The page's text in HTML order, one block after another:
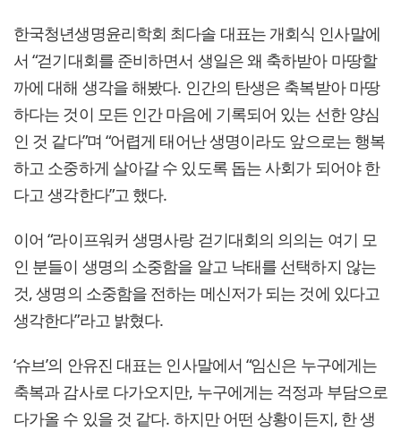
한국청년생명윤리학회 최다솔 대표는 개회식 인사말에
서 “걷기대회를 준비하면서 생일은 왜 축하받아 마땅할
까에 대해 생각을 해봤다. 인간의 탄생은 축복받아 마땅
하다는 것이 모든 인간 마음에 기록되어 있는 선한 양심
인 것 같다”며 “어렵게 태어난 생명이라도 앞으로는 행복
하고 소중하게 살아갈 수 있도록 돕는 사회가 되어야 한
다고 생각한다”고 했다.
이어 “라이프워커 생명사랑 걷기대회의 의의는 여기 모
인 분들이 생명의 소중함을 알고 낙태를 선택하지 않는
것, 생명의 소중함을 전하는 메신저가 되는 것에 있다고
생각한다”라고 밝혔다.
‘슈브’의 안유진 대표는 인사말에서 “임신은 누구에게는
축복과 감사로 다가오지만, 누구에게는 걱정과 부담으로
다가올 수 있을 것 같다. 하지만 어떤 상황이든지, 한 생